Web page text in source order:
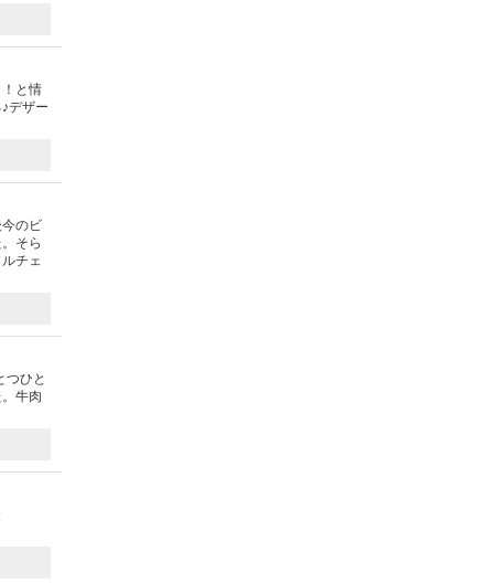
と情
デザー
のビ
そら
チェ
つひと
牛肉